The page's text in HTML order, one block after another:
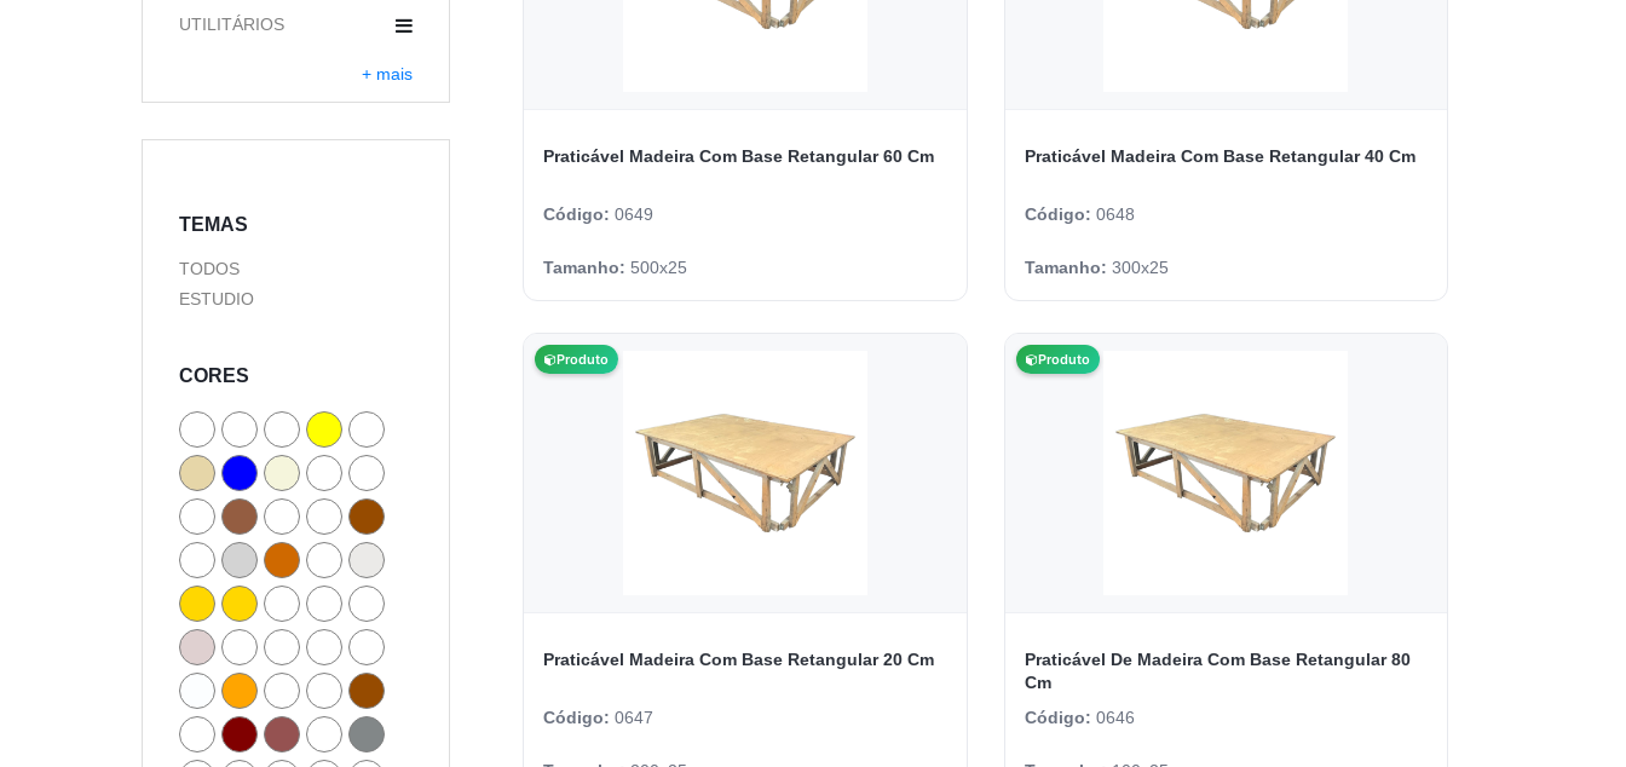
UTILITÁRIOS
+ mais
TEMAS
TODOS
ESTUDIO
CORES
Praticável Madeira Com Base Retangular 60 Cm
Código: 0649
Tamanho: 500x25
Praticável Madeira Com Base Retangular 40 Cm
Código: 0648
Tamanho: 300x25
Produto
Praticável Madeira Com Base Retangular 20 Cm
Código: 0647
Produto
Praticável De Madeira Com Base Retangular 80
Cm
Código: 0646